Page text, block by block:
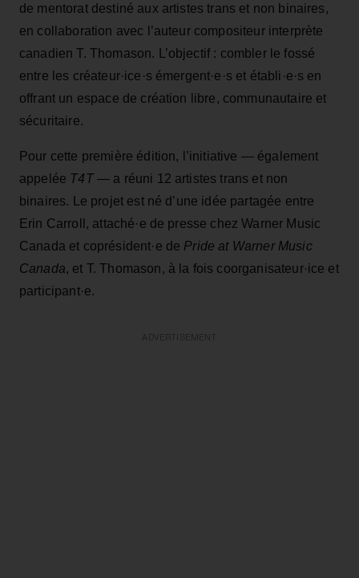
de mentorat destiné aux artistes trans et non binaires,
en collaboration avec l’auteur compositeur interprète
canadien T. Thomason. L’objectif : combler le fossé
entre les créateur·ice·s émergent·e·s et établi·e·s en
offrant un espace de création libre, communautaire et
sécuritaire.
Pour cette première édition, l’initiative — également
appelée T4T— a réuni 12 artistes trans et non
binaires. Le projet est né d’une idée partagée entre
Erin Carroll, attaché·e de presse chez Warner Music
Canada et coprésident·e de Pride at Warner Music
Canada, et T. Thomason, à la fois coorganisateur·ice et
participant·e.